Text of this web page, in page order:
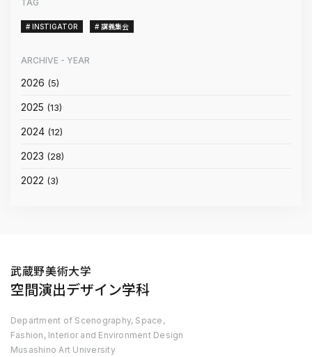
TAG
# INSTIGATOR # 講義集会
ARCHIVE - YEAR
2026 (5)
2025 (13)
2024 (12)
2023 (28)
2022 (3)
武蔵野美術大学
空間演出デザイン学科
Department of Scenography, Space,
Fashion, Interior and Environment Design
Musashino Art University